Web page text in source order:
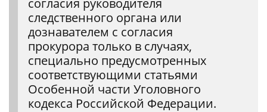
согласия руководителя
следственного органа или
дознавателем с согласия
прокурора только в случаях,
специально предусмотренных
соответствующими статьями
Особенной части Уголовного
кодекса Российской Федерации.